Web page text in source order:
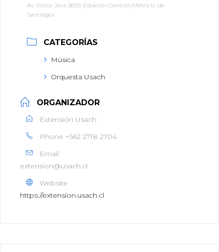
Av. Víctor Jara 3659, Estación Central (Metro U. de
Santiago)
CATEGORÍAS
Música
Orquesta Usach
ORGANIZADOR
Extensión Usach
Phone +562 2718 2704
Email
extension@usach.cl
Website
https://extension.usach.cl